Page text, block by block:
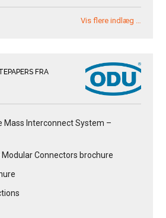
Vis flere indlæg …
FRA
Mass Interconnect System –
Modular Connectors brochure